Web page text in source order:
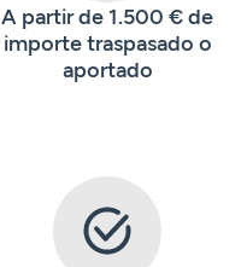
A partir de 1.500 € de
importe traspasado o
aportado